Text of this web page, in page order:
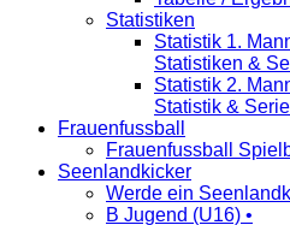
Statistiken
Statistik 1.
Statistiken &
Statistik 2.
Statistik &
Frauenfussball
Frauenfussball
Seenlandkicker
Werde ein
B Jugend (U16) •